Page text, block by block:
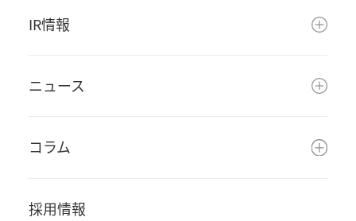
IR情報
ニュース
コラム
採用情報